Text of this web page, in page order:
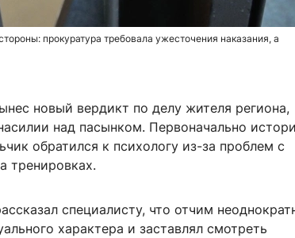
прокуратура требовала ужесточения наказания, а
новый вердикт по делу жителя региона,
над пасынком. Первоначально
обратился к психологу из-за проблем с
тренировках.
специалисту, что отчим
характера и заставлял смотреть